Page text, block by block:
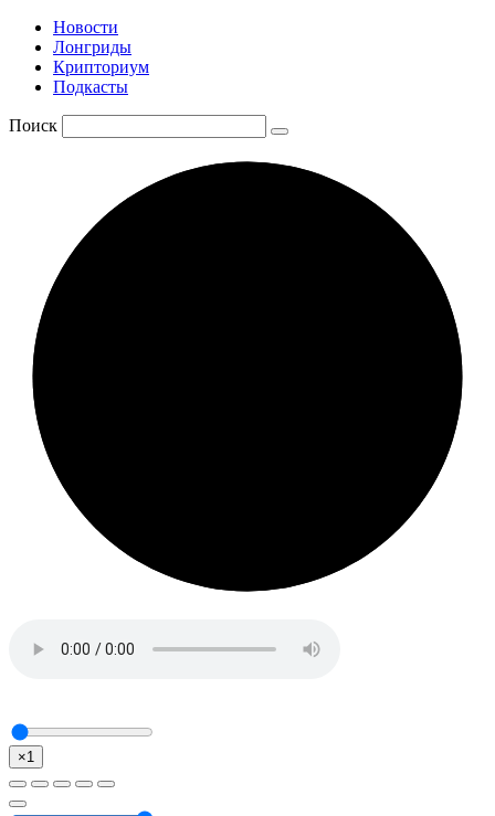
Новости
Лонгриды
Крипториум
Подкасты
Поиск
×1